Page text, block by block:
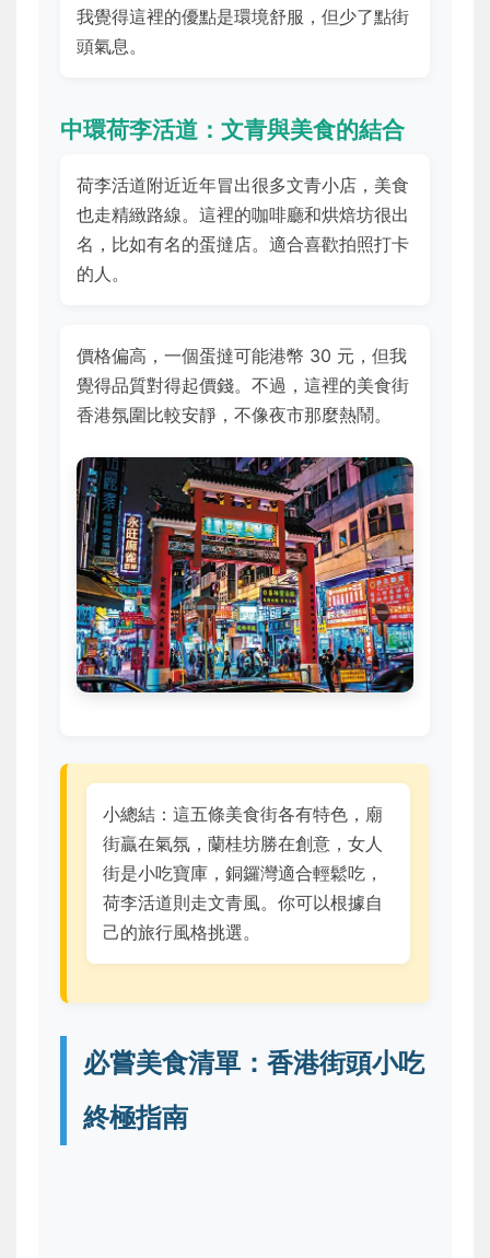
我覺得這裡的優點是環境舒服，但少了點街
頭氣息。
中環荷李活道：文青與美食的結合
荷李活道附近近年冒出很多文青小店，美食
也走精緻路線。這裡的咖啡廳和烘焙坊很出
名，比如有名的蛋撻店。適合喜歡拍照打卡
的人。
價格偏高，一個蛋撻可能港幣 30 元，但我
覺得品質對得起價錢。不過，這裡的美食街
香港氛圍比較安靜，不像夜市那麼熱鬧。
小總結：這五條美食街各有特色，廟
街贏在氣氛，蘭桂坊勝在創意，女人
街是小吃寶庫，銅鑼灣適合輕鬆吃，
荷李活道則走文青風。你可以根據自
己的旅行風格挑選。
必嘗美食清單：香港街頭小吃
終極指南